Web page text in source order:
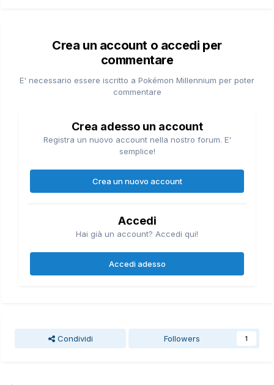
Crea un account o accedi per
commentare
E' necessario essere iscritto a Pokémon Millennium per poter
commentare
Crea adesso un account
Registra un nuovo account nella nostro forum. E'
semplice!
Crea un nuovo account
Accedi
Hai già un account? Accedi qui!
Accedi adesso
Condividi Followers 1